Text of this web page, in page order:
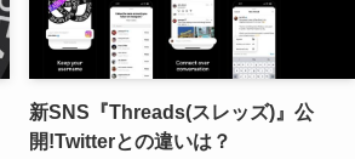
新SNS『Threads(スレッズ)』公
開!Twitterとの違いは？